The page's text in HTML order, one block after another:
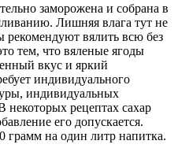
заморожена и собрана в
Лишняя влага тут не
рекомендуют вялить всю без
тем, что вяленые ягоды
вкус и яркий
индивидуального
индивидуальных
рецептах сахар
его допускается.
грамм на один литр напитка.